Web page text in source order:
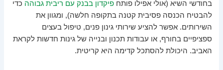
בחודשי השיא (אולי אפילו פותחפיקדון בבנק עם ריבית גבוהה כדי
להבטיח הכנסה פסיבית קטנה בתקופה חלשה), ומגוון את
השירותים. אפשר להציע שירותי גינון פנים, טיפול בעצים
ספציפיים בחורף, או עבודות תכנון ובנייה של גינות חדשות לקראת
האביב. היכולת להסתכל קדימה היא קריטית.